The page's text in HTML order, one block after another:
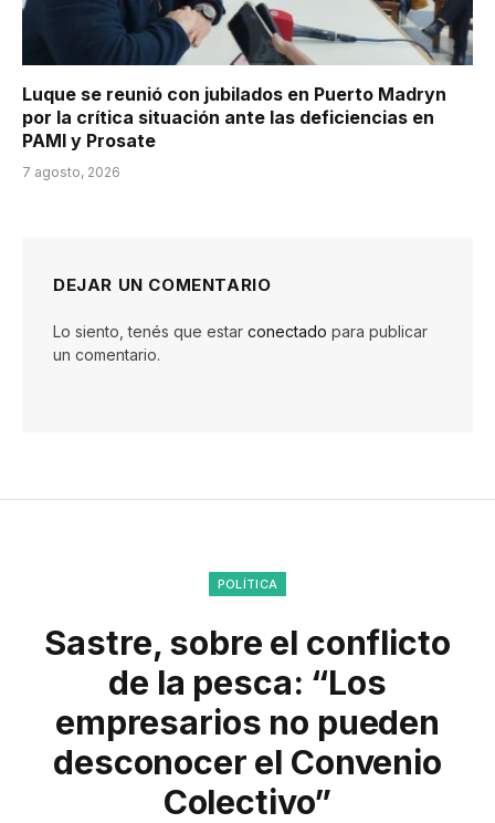
Luque se reunió con jubilados en Puerto Madryn
por la crítica situación ante las deficiencias en
PAMI y Prosate
7 agosto, 2026
DEJAR UN COMENTARIO
Lo siento, tenés que estar conectado para publicar
un comentario.
POLÍTICA
Sastre, sobre el conflicto
de la pesca: “Los
empresarios no pueden
desconocer el Convenio
Colectivo”